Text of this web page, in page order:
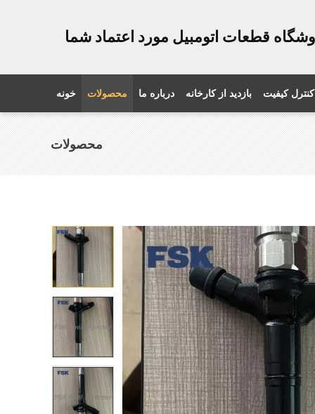
خونه محصولات درباره ما بازدید از کارخانه کنترل کیفیت
محصولات